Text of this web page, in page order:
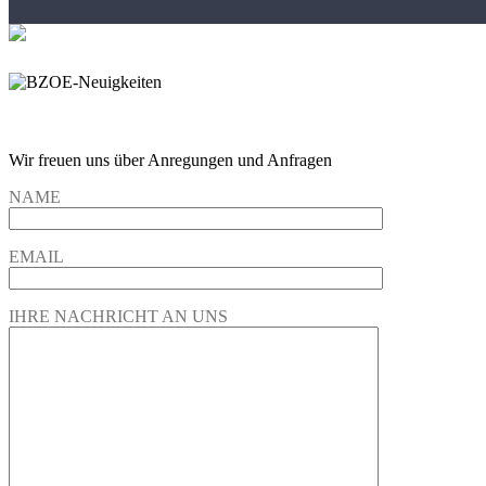
Wir freuen uns über Anregungen und Anfragen
NAME
EMAIL
IHRE NACHRICHT AN UNS